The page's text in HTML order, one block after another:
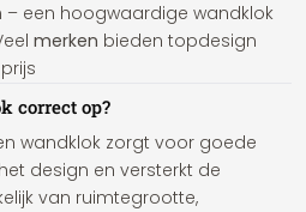
– een hoogwaardige wandklok
merken bieden topdesign
correct op?
wandklok zorgt voor goede
design en versterkt de
van ruimtegrootte,